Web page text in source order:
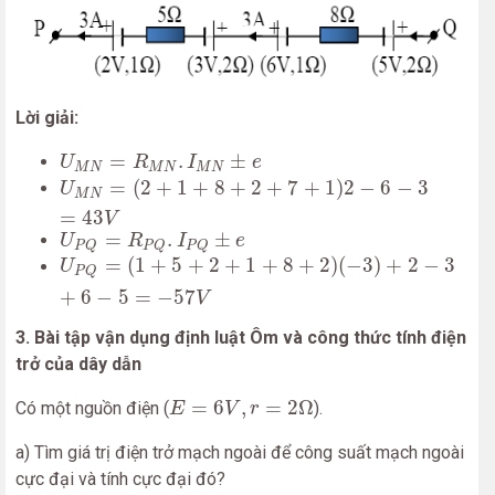
Lời giải:
UMN = RMN . IMN ± e
UM M MN
UMN = (2 + 1 + 8 + 2 + 7 + 1)2 − 6 − 3
= 43V
UMN 2+1+8 +2+7 + 1) 2 −6 − 3=43
UPQ = RPQ . IPQ ± e
UPQ= PQ Q
UPQ = (1 + 5 + 2 + 1 + 8 + 2)(−3) + 2 − 3
+ 6 − 5 = −57V
UPQ 1+5+2+1+8+2 − 3) + 2−3 6− 5 − V
3. Bài tập vận dụng định luật Ôm và công thức tính điện
trở của dây dẫn
Có một nguồn điện (E = 6V, r = 2Ω
E= V,r=2 Ω ).
a) Tìm giá trị điện trở mạch ngoài để công suất mạch ngoài
cực đại và tính cực đại đó?